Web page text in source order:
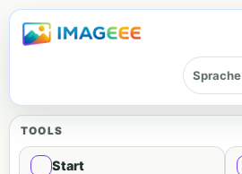
Sprache
TOOLS
Start